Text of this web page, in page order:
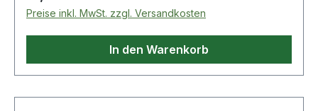
Preise inkl. MwSt. zzgl. Versandkosten
In den Warenkorb